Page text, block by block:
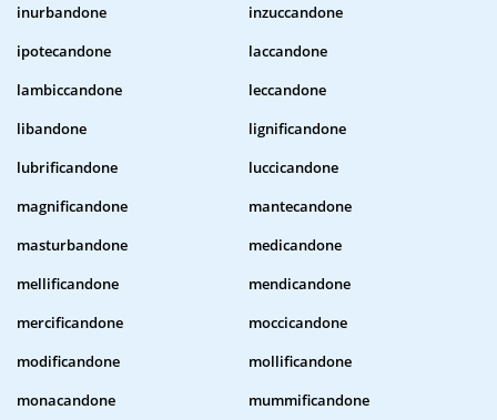
inurbandone
inzuccandone
ipotecandone
laccandone
lambiccandone
leccandone
libandone
lignificandone
lubrificandone
luccicandone
magnificandone
mantecandone
masturbandone
medicandone
mellificandone
mendicandone
mercificandone
moccicandone
modificandone
mollificandone
monacandone
mummificandone